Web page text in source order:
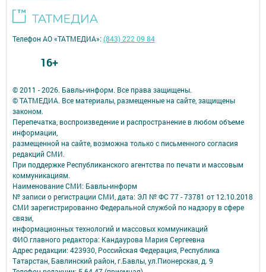
© 2011 - 2026. Бавлы-информ. Все права защищены.
© ТАТМЕДИА. Все материалы, размещенные на сайте, защищены
законом.
Перепечатка, воспроизведение и распространение в любом объеме
информации,
размещенной на сайте, возможна только с письменного согласия
редакций СМИ.
При поддержке Республиканского агентства по печати и массовым
коммуникациям.
Наименование СМИ: Бавлы-информ
№ записи о регистрации СМИ, дата: ЭЛ № ФС 77 - 73781 от 12.10.2018
СМИ зарегистрированно Федеральной службой по надзору в сфере
связи,
информационных технологий и массовых коммуникаций
ФИО главного редактора: Кандаурова Мария Сергеевна
Адрес редакции: 423930, Российская Федерация, Республика
Татарстан, Бавлинский район, г.Бавлы, ул.Пионерская, д. 9
Телефон АО «ТАТМЕДИА»:(843) 222 09 84
16+